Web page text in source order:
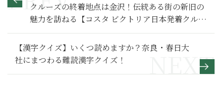
クルーズの終着地点は金沢！伝統ある街の新旧の
魅力を訪ねる【コスタ ビクトリア日本発着クルー
ズ第4回】
【漢字クイズ】いくつ読めますか？奈良・春日大
社にまつわる難読漢字クイズ！